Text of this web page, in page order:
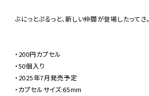
ぶにっとぷるっと、新しい仲間が登場したってさ。
・200円カプセル
・50個入り
・2025年7月発売予定
・カプセルサイズ:65mm